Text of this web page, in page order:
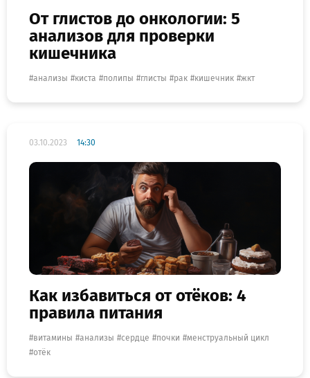
От глистов до онкологии: 5
анализов для проверки
кишечника
анализы киста полипы глисты рак кишечник жкт
03.10.2023 14:30
Как избавиться от отёков: 4
правила питания
витамины анализы сердце почки
менструальный цикл
отёк